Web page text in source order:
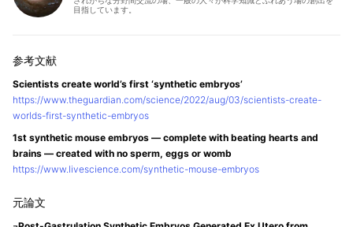
目指しています。
Scientists create world’s first ‘synthetic embryos’
https://www.theguardian.com/science/2022/aug/03/scientists-create-
worlds-first-synthetic-embryos
1st synthetic mouse embryos — complete with beating hearts and
brains — created with no sperm, eggs or womb
https://www.livescience.com/synthetic-mouse-embryos